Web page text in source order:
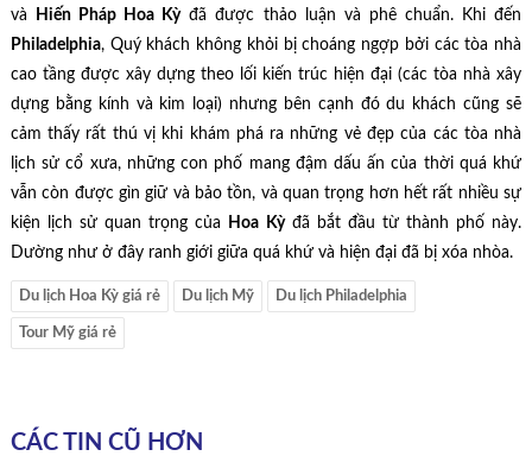
và
Hiến Pháp Hoa Kỳđã được thảo luận và phê chuẩn. Khi đến
Philadelphia, Quý khách không khỏi bị choáng ngợp bởi các tòa nhà
cao tầng được xây dựng theo lối kiến trúc hiện đại (các tòa nhà xây
dựng bằng kính và kim loại) nhưng bên cạnh đó du khách cũng sẽ
cảm thấy rất thú vị khi khám phá ra những vẻ đẹp của các tòa nhà
lịch sử cổ xưa, những con phố mang đậm dấu ấn của thời quá khứ
vẫn còn được gìn giữ và bảo tồn, và quan trọng hơn hết rất nhiều sự
kiện lịch sử quan trọng của
Hoa Kỳđã bắt đầu từ thành phố này.
Dường như ở đây ranh giới giữa quá khứ và hiện đại đã bị xóa nhòa.
Du lịch Hoa Kỳ giá rẻ Du lịch Mỹ Du lịch Philadelphia
Tour Mỹ giá rẻ
CÁC TIN CŨ HƠN